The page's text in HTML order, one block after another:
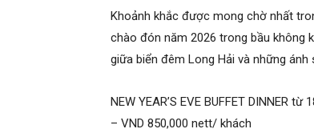
Khoảnh khắc được mong chờ nhất
chào đón năm 2026 trong bầu không
giữa biển đêm Long Hải và những
NEW YEAR’S EVE BUFFET DINNER
– VND 850,000 nett/ khách